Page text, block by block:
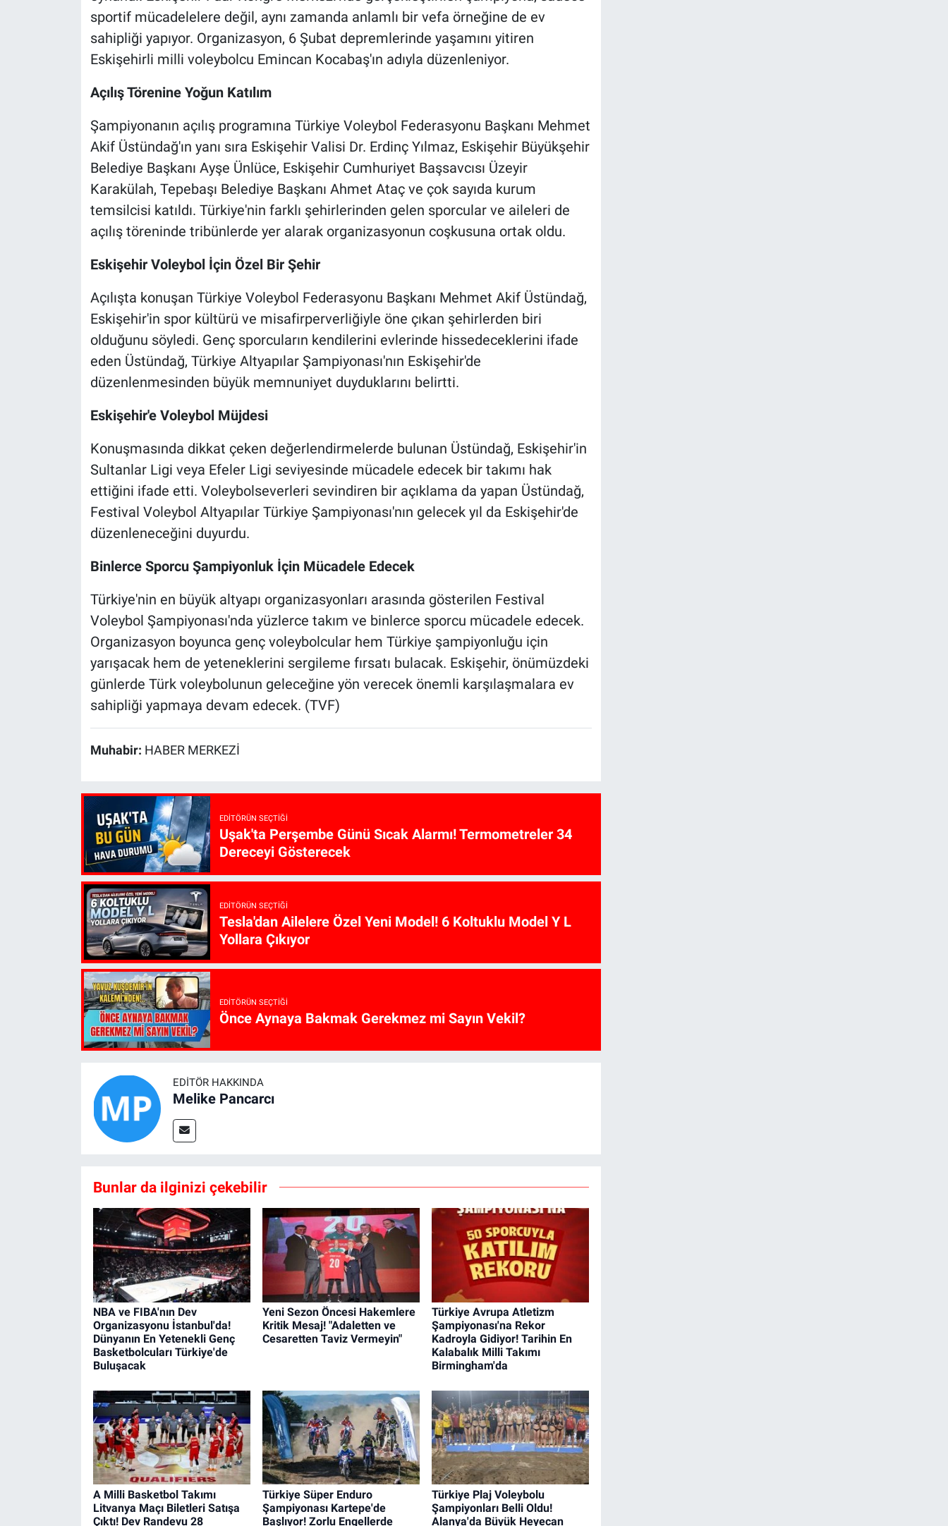
sportif mücadelelere değil, aynı zamanda anlamlı bir vefa örneğine de ev
sahipliği yapıyor. Organizasyon, 6 Şubat depremlerinde yaşamını yitiren
Eskişehirli milli voleybolcu Emincan Kocabaş'ın adıyla düzenleniyor.
Açılış Törenine Yoğun Katılım
Şampiyonanın açılış programına Türkiye Voleybol Federasyonu Başkanı Mehmet
Akif Üstündağ'ın yanı sıra Eskişehir Valisi Dr. Erdinç Yılmaz, Eskişehir Büyükşehir
Belediye Başkanı Ayşe Ünlüce, Eskişehir Cumhuriyet Başsavcısı Üzeyir
Karakülah, Tepebaşı Belediye Başkanı Ahmet Ataç ve çok sayıda kurum
temsilcisi katıldı. Türkiye'nin farklı şehirlerinden gelen sporcular ve aileleri de
açılış töreninde tribünlerde yer alarak organizasyonun coşkusuna ortak oldu.
Eskişehir Voleybol İçin Özel Bir Şehir
Açılışta konuşan Türkiye Voleybol Federasyonu Başkanı Mehmet Akif Üstündağ,
Eskişehir'in spor kültürü ve misafirperverliğiyle öne çıkan şehirlerden biri
olduğunu söyledi. Genç sporcuların kendilerini evlerinde hissedeceklerini ifade
eden Üstündağ, Türkiye Altyapılar Şampiyonası'nın Eskişehir'de
düzenlenmesinden büyük memnuniyet duyduklarını belirtti.
Eskişehir'e Voleybol Müjdesi
Konuşmasında dikkat çeken değerlendirmelerde bulunan Üstündağ, Eskişehir'in
Sultanlar Ligi veya Efeler Ligi seviyesinde mücadele edecek bir takımı hak
ettiğini ifade etti. Voleybolseverleri sevindiren bir açıklama da yapan Üstündağ,
Festival Voleybol Altyapılar Türkiye Şampiyonası'nın gelecek yıl da Eskişehir'de
düzenleneceğini duyurdu.
Binlerce Sporcu Şampiyonluk İçin Mücadele Edecek
Türkiye'nin en büyük altyapı organizasyonları arasında gösterilen Festival
Voleybol Şampiyonası'nda yüzlerce takım ve binlerce sporcu mücadele edecek.
Organizasyon boyunca genç voleybolcular hem Türkiye şampiyonluğu için
yarışacak hem de yeteneklerini sergileme fırsatı bulacak. Eskişehir, önümüzdeki
günlerde Türk voleybolunun geleceğine yön verecek önemli karşılaşmalara ev
sahipliği yapmaya devam edecek. (TVF)
Muhabir: HABER MERKEZİ
EDITÖRÜN SEÇTIĞI
Uşak'ta Perşembe Günü Sıcak Alarmı! Termometreler 34
Dereceyi Gösterecek
EDITÖRÜN SEÇTIĞI
Tesla'dan Ailelere Özel Yeni Model! 6 Koltuklu Model Y L
Yollara Çıkıyor
EDITÖRÜN SEÇTIĞI
Önce Aynaya Bakmak Gerekmez mi Sayın Vekil?
EDITÖR HAKKINDA
Melike Pancarcı
Bunlar da ilginizi çekebilir
NBA ve FIBA'nın Dev
Organizasyonu İstanbul'da!
Dünyanın En Yetenekli Genç
Basketbolcuları Türkiye'de
Buluşacak
Yeni Sezon Öncesi Hakemlere
Kritik Mesaj! "Adaletten ve
Cesaretten Taviz Vermeyin"
Türkiye Avrupa Atletizm
Şampiyonası'na Rekor
Kadroyla Gidiyor! Tarihin En
Kalabalık Milli Takımı
Birmingham'da
A Milli Basketbol Takımı
Litvanya Maçı Biletleri Satışa
Çıktı! Dev Randevu 28
Türkiye Süper Enduro
Şampiyonası Kartepe'de
Başlıyor! Zorlu Engellerde
Türkiye Plaj Voleybolu
Şampiyonları Belli Oldu!
Alanya'da Büyük Heyecan